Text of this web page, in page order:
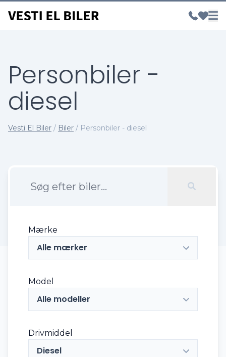
Personbiler -
diesel
Vesti El Biler / Biler / Personbiler - diesel
Mærke
Alle mærker
Model
Alle modeller
Drivmiddel
Diesel